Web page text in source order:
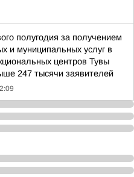
полугодия за получением
и муниципальных услуг в
центров Тувы
247 тысячи заявителей